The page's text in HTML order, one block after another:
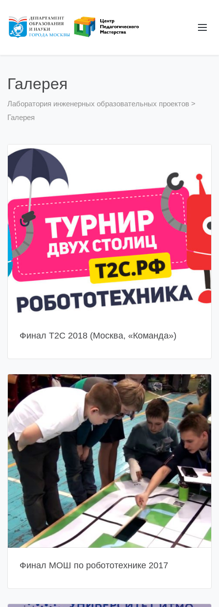
Галерея
Лаборатория инженерных образовательных проектов >
Галерея
Финал Т2С 2018 (Москва, «Команда»)
Финал МОШ по робототехнике 2017